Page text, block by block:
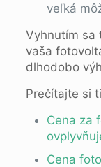
veľká
Vyhnutím sa
vaša
dlhodobo
Prečítajte si
Cena za
Cena